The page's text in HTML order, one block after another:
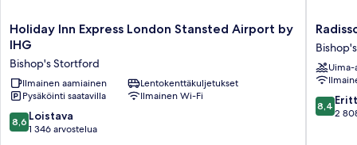
Holiday
Inn
London
Stansted
Airport
by
IHG
Holiday Inn Express London Stansted Airport by
IHG
Bishop's Stortford
Ilmainen aamiainen
Lentokenttäkuljetukset
Pysäköinti saatavilla
Ilmainen Wi-Fi
8.6
kautta
8,6 Loistava
1 346 arvostelua
Blu
Hotel
London
Airport
Bishop's
Uima-
8.4
kautta
8,4
2